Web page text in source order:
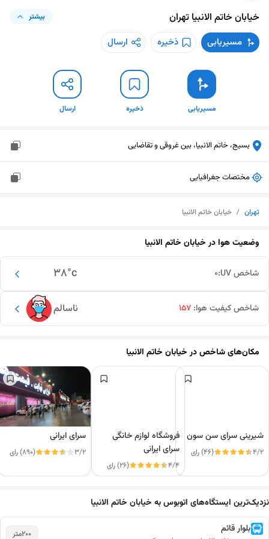
خیابان خاتم الانبیا تهران بیشتر
مسیریابی ذخیره ارسال
مسیریابی ذخیره ارسال
بسیج، خاتم الانبیا، بین غروقی و تقاضایی
مختصات جغرافیایی
تهران / خیابان خاتم الانبیا
وضعیت هوا درخیابان خاتم الانبیا
38°c شاخص UV: 0
ناسالم شاخص کیفیت هوا: 157
مکان‌های شاخص درخیابان خاتم الانبیا
شیرینی سرای سن سون
4/2 (46) رای
فروشگاه لوازم خانگی
سرای ایرانی
4/4 (26) رای
سرای ایرانی
3/2 (890) رای
نزدیک‌ترین ایستگاه‌های اتوبوس به خیابان خاتم الانبیا
200متر بلوار قائم